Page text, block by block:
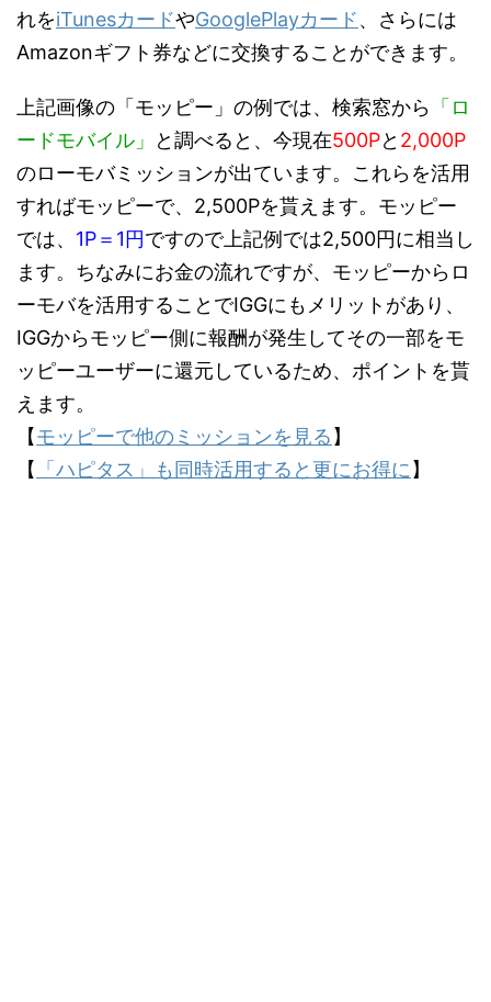
れをiTunesカードやGooglePlayカード、さらには
Amazonギフト券などに交換することができます。
上記画像の「モッピー」の例では、検索窓から 「ロ
ードモバイル」
と調べると、今現在500Pと 2,000P
のローモバミッションが出ています。これらを活用
すればモッピーで、2,500Pを貰えます。モッピー
では、 1P＝1円ですので上記例では2,500円に相当し
ます。ちなみにお金の流れですが、モッピーからロ
ーモバを活用することでIGGにもメリットがあり、
IGGからモッピー側に報酬が発生してその一部をモ
ッピーユーザーに還元しているため、ポイントを貰
えます。
【モッピーで他のミッションを見る 】
【
「ハピタス」も同時活用すると更にお得に 】